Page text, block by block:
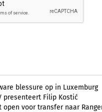
blessure op in Luxemburg
presenteert Filip Kostić
open voor transfer naar